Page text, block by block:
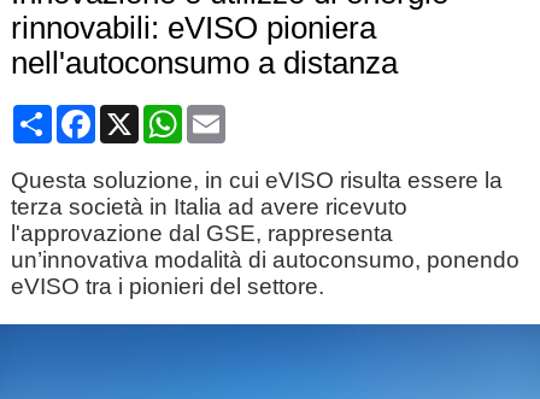
rinnovabili: eVISO pioniera
nell'autoconsumo a distanza
CondividiFacebook
X WhatsApp
Email
Questa soluzione, in cui eVISO risulta essere la
terza società in Italia ad avere ricevuto
l'approvazione dal GSE, rappresenta
un’innovativa modalità di autoconsumo, ponendo
eVISO tra i pionieri del settore.